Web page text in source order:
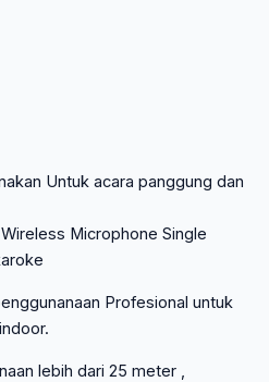
Untuk acara panggung dan
Microphone Single
Profesional untuk
lebih dari 25 meter ,